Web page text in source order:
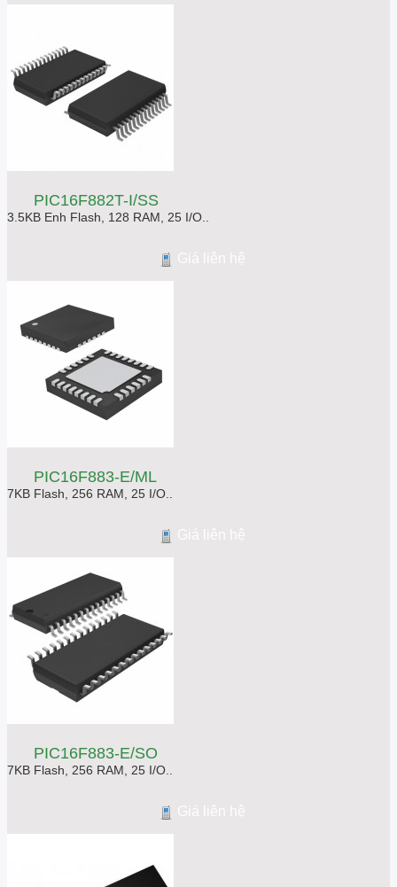
PIC16F882T-I/SS
3.5KB Enh Flash, 128 RAM, 25 I/O..
Giá liên hệ
PIC16F883-E/ML
7KB Flash, 256 RAM, 25 I/O..
Giá liên hệ
PIC16F883-E/SO
7KB Flash, 256 RAM, 25 I/O..
Giá liên hệ